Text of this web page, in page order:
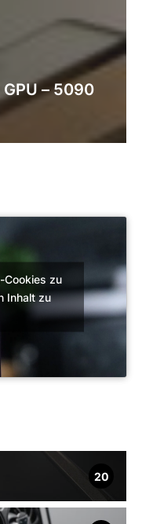
– 5090
Cookies zu
Inhalt zu
20